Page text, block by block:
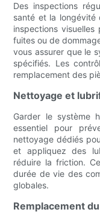
Des inspections
santé et la longévité
inspections visuelles
fuites ou de
vous assurer que le
spécifiés. Les
remplacement des
Nettoyage et
Garder le système
essentiel pour
nettoyage dédiés
et appliquez des
réduire la friction.
durée de vie des
globales.
Remplacement